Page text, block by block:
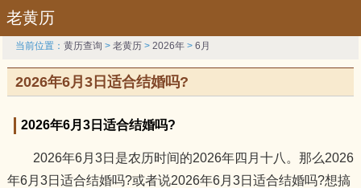
老黄历
当前位置：黄历查询 >老黄历 >2026年 >6月
2026年6月3日适合结婚吗?
2026年6月3日适合结婚吗?
2026年6月3日是农历时间的2026年四月十八。那么2026
年6月3日适合结婚吗?或者说2026年6月3日适合结婚吗?想搞